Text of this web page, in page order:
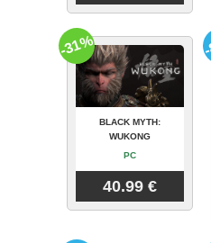
BLACK MYTH:
WUKONG
PC
40.99 €
-31%